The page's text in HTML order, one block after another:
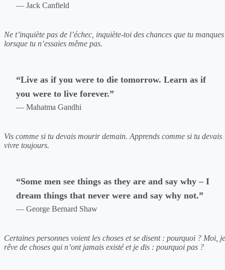
— Jack Canfield
Ne t’inquiète pas de l’échec, inquiète-toi des chances que tu manques
lorsque tu n’essaies même pas.
“Live as if you were to die tomorrow. Learn as if
you were to live forever.”
— Mahatma Gandhi
Vis comme si tu devais mourir demain. Apprends comme si tu devais
vivre toujours.
“Some men see things as they are and say why – I
dream things that never were and say why not.”
— George Bernard Shaw
Certaines personnes voient les choses et se disent : pourquoi ? Moi, je
rêve de choses qui n’ont jamais existé et je dis : pourquoi pas ?